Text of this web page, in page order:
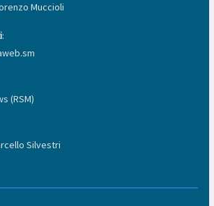
Muccioli
:
(RSM)
Silvestri